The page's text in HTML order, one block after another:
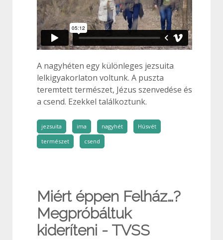
A nagyhéten egy különleges jezsuita
lelkigyakorlaton voltunk. A puszta
teremtett természet, Jézus szenvedése és
a csend. Ezekkel találkoztunk.
jezsuita ima nagyhét
Húsvét
természet
csend
Miért éppen Felház…?
Megpróbáltuk
kideríteni - TVSS